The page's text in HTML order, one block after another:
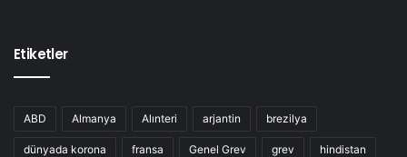
Etiketler
ABD Almanya Alınteri arjantin brezilya
dünyada korona fransa Genel Grev grev hindistan